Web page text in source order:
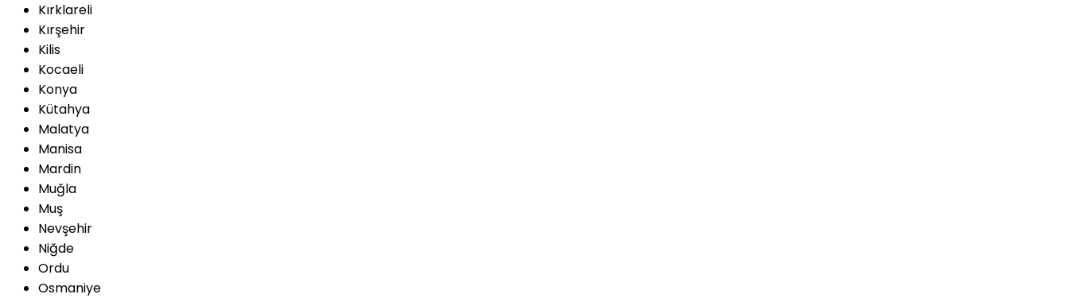
Kırklareli
Kırşehir
Kilis
Kocaeli
Konya
Kütahya
Malatya
Manisa
Mardin
Muğla
Muş
Nevşehir
Niğde
Ordu
Osmaniye